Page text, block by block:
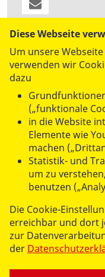
UNSERE
SPENDEN &
ÜBER UNS
Diese Webseite
Um unsere
verwenden wir
dazu
(„funktionale
in die Website
Elemente wie
machen
Statistik- und
um zu
benutzen
Die Cookie-
erreichbar und dort
zur
der